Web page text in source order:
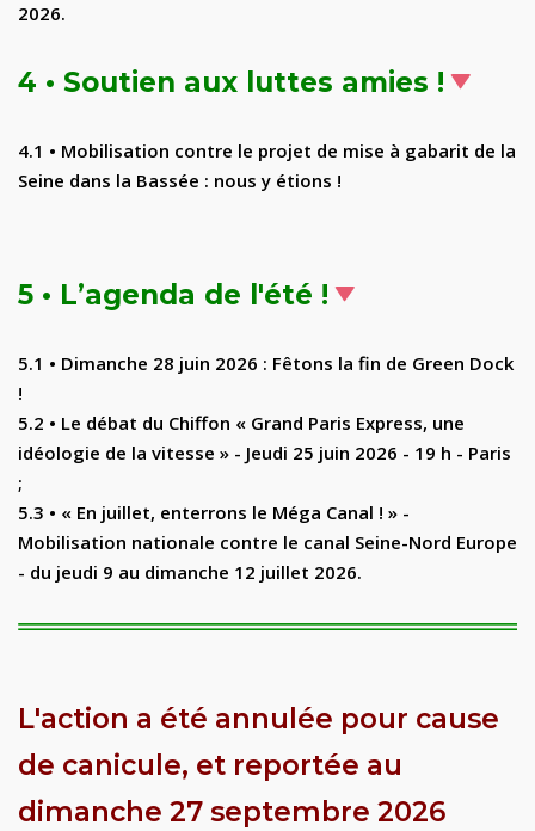
2026.
4 • Soutien aux luttes amies !
4.1 • Mobilisation contre le projet de mise à gabarit de la
Seine dans la Bassée : nous y étions !
5 • L’agenda de l'été !
5.1 • Dimanche 28 juin 2026 : Fêtons la fin de Green Dock
!
5.2 • Le débat du Chiffon « Grand Paris Express, une
idéologie de la vitesse » - Jeudi 25 juin 2026 - 19 h - Paris
;
5.3 • « En juillet, enterrons le Méga Canal ! » -
Mobilisation nationale contre le canal Seine-Nord Europe
- du jeudi 9 au dimanche 12 juillet 2026.
L'action a été annulée pour cause
de canicule, et reportée au
dimanche 27 septembre 2026